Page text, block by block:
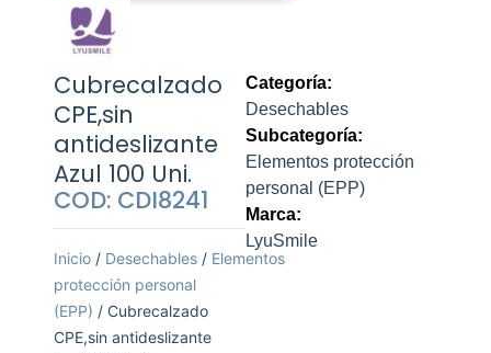
Cubrecalzado
CPE,sin
antideslizante
Azul 100 Uni.
COD: CDI8241
Inicio / Desechables / Elementos
protección personal
(EPP) / Cubrecalzado
CPE,sin antideslizante
Categoría:
Desechables
Subcategoría:
Elementos protección
personal (EPP)
Marca:
LyuSmile